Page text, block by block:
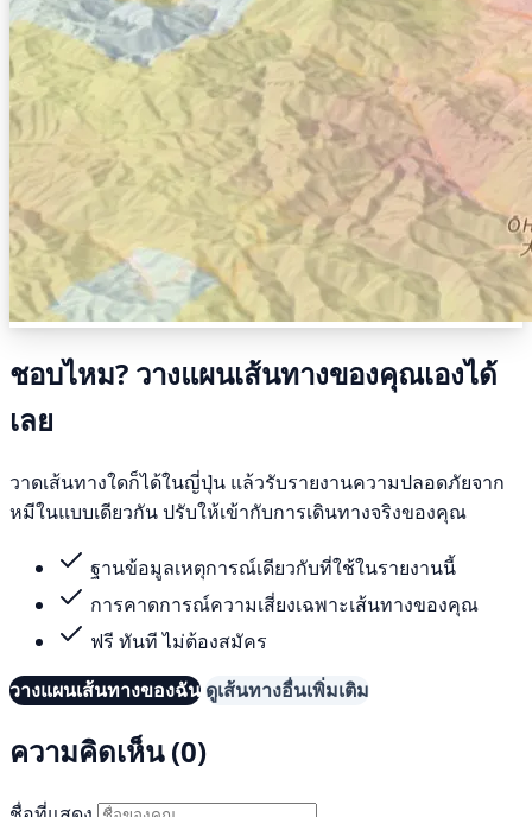
ชอบไหม? วางแผนเส้นทางของคุณเองได้
เลย
วาดเส้นทางใดก็ได้ในญี่ปุ่น แล้วรับรายงานความปลอดภัยจาก
หมีในแบบเดียวกัน ปรับให้เข้ากับการเดินทางจริงของคุณ
ฐานข้อมูลเหตุการณ์เดียวกับที่ใช้ในรายงานนี้
การคาดการณ์ความเสี่ยงเฉพาะเส้นทางของคุณ
ฟรี ทันที ไม่ต้องสมัคร
วางแผนเส้นทางของฉัน ดูเส้นทางอื่นเพิ่มเติม
ความคิดเห็น (0)